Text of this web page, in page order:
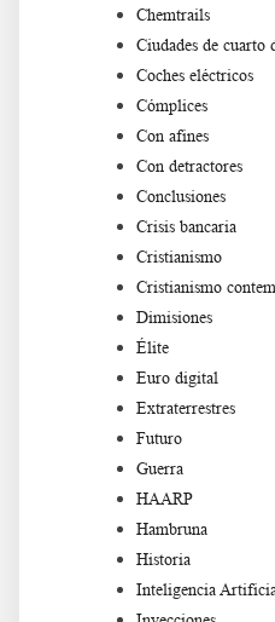
Chemtrails
Ciudades de cuarto
Coches eléctricos
Cómplices
Con afines
Con detractores
Conclusiones
Crisis bancaria
Cristianismo
Cristianismo
Dimisiones
Élite
Euro digital
Extraterrestres
Futuro
Guerra
HAARP
Hambruna
Historia
Inteligencia